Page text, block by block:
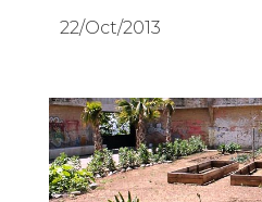
22/Oct/2013